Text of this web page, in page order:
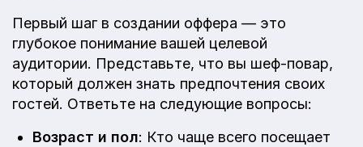
Первый шаг в создании оффера — это
глубокое понимание вашей целевой
аудитории. Представьте, что вы шеф-повар,
который должен знать предпочтения своих
гостей. Ответьте на следующие вопросы:
Возраст и пол: Кто чаще всего посещает